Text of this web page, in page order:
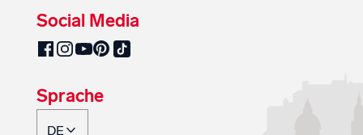
Social Media
SalzburgMilch auf Facebook
SalzburgMilch auf Instagram
SalzburgMilch auf YouTube
SalzburgMilch auf Pinterest
SalzburgMilch auf TikTok
Sprache